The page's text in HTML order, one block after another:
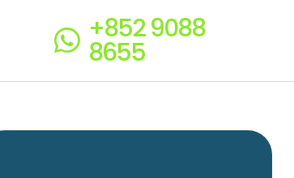
+852 9088
8655